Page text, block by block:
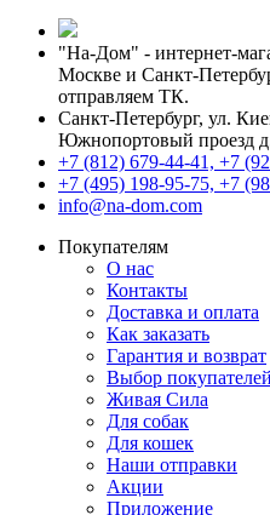
"На-Дом" - интернет-
Москве и Санкт-
отправляем ТК.
Санкт-Петербург, ул.
Южнопортовый проезд
+7 (812) 679-44-41, +7
+7 (495) 198-95-75, +7
info@na-dom.com
Покупателям
О нас
Контакты
Доставка и оплата
Как заказать
Гарантия и возврат
Выбор покупателей
Живая Сила
Для собак
Для кошек
Наши отправки
Акции
Приложение